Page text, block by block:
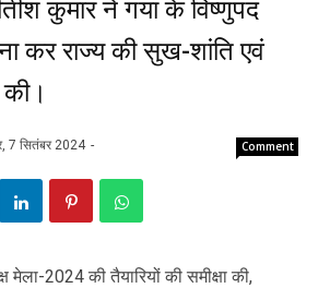
कुमार ने गया के विष्णुपद
कर राज्य की सुख-शांति एवं
की।
7 सितंबर 2024 Comment
मेला-2024 की तैयारियों की समीक्षा की,